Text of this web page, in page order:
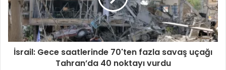
İsrail: Gece saatlerinde 70'ten fazla savaş uçağı
Tahran’da 40 noktayı vurdu